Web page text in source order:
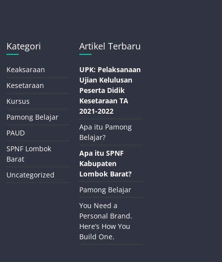
Kategori
Keaksaraan
Kesetaraan
Kursus
Pamong Belajar
PAUD
SPNF Lombok
Barat
Uncategorized
Artikel Terbaru
UPK: Pelaksanaan
Ujian Kelulusan
Peserta Didik
Kesetaraan TA
2021-2022
Apa itu Pamong
Belajar?
Apa itu SPNF
Kabupaten
Lombok Barat?
Pamong Belajar
You Need a
Personal Brand.
Here’s How You
Build One.